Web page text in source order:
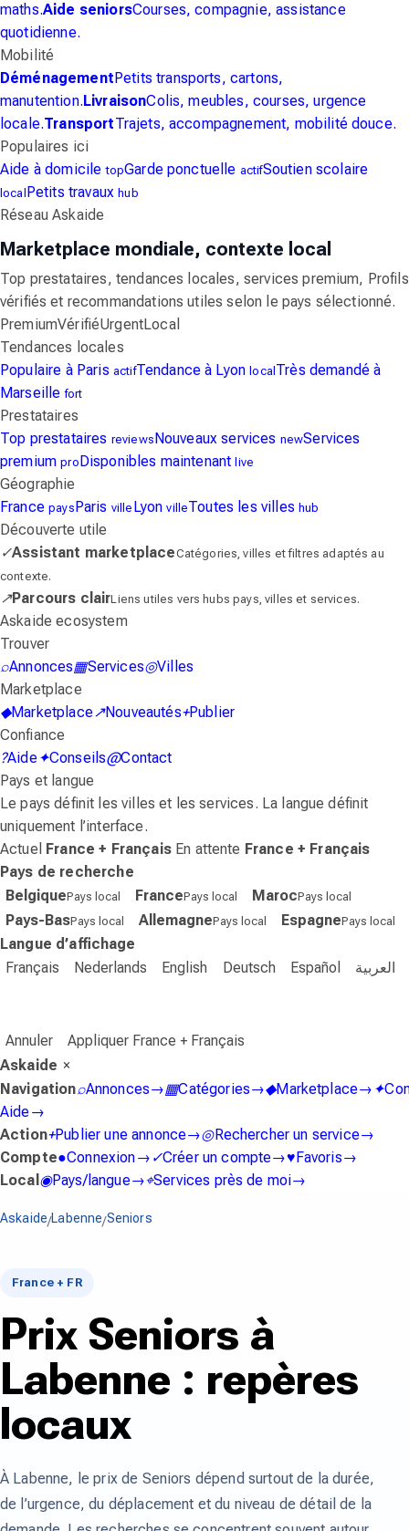
maths.Aide seniorsCourses, compagnie, assistance
quotidienne.
Mobilité
DéménagementPetits transports, cartons,
manutention.LivraisonColis, meubles, courses, urgence
locale.TransportTrajets, accompagnement, mobilité douce.
Populaires ici
Aide à domiciletopGarde ponctuelle actifSoutien scolaire
local Petits travauxhub
Réseau Askaide
Marketplace mondiale, contexte local
Top prestataires, tendances locales, services premium, Profils
vérifiés et recommandations utiles selon le pays sélectionné.
PremiumVérifiéUrgentLocal
Tendances locales
Populaire à Paris actifTendance à Lyonlocal Très demandé à
Marseillefort
Prestataires
Top prestataires reviewsNouveaux services newServices
premiumproDisponibles maintenant live
Géographie
FrancepaysParis ville LyonvilleToutes les villeshub
Découverte utile
✓Assistant marketplaceCatégories, villes et filtres adaptés au
contexte.
↗Parcours clairLiens utiles vers hubs pays, villes et services.
Askaide ecosystem
Trouver
⌕Annonces▦Services◎Villes
Marketplace
◆Marketplace↗Nouveautés+Publier
Confiance
?Aide✦Conseils@Contact
Pays et langue
Le pays définit les villes et les services. La langue définit
uniquement l’interface.
Actuel France + Français En attente France + Français
Pays de recherche
BelgiquePays local FrancePays local MarocPays local
Pays-BasPays local AllemagnePays local EspagnePays local
Langue d’affichage
Français
Nederlands English Deutsch Español العربية
Annuler
Appliquer France + Français
Askaide ×
Navigation⌕Annonces→▦Catégories→◆Marketplace→ ✦
Aide→
Action+Publier une annonce→◎Rechercher un service→
Compte●Connexion→ ✓Créer un compte→♥ Favoris→
Local ◉Pays/langue→⌖Services près de moi→
Askaide/Labenne/Seniors
France + FR
Prix Seniors à
Labenne : repères
locaux
À Labenne, le prix de Seniors dépend surtout de la durée,
de l’urgence, du déplacement et du niveau de détail de la